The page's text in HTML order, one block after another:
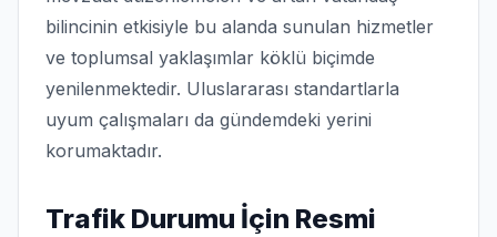
bilincinin etkisiyle bu alanda sunulan hizmetler
ve toplumsal yaklaşımlar köklü biçimde
yenilenmektedir. Uluslararası standartlarla
uyum çalışmaları da gündemdeki yerini
korumaktadır.
Trafik Durumu İçin Resmi